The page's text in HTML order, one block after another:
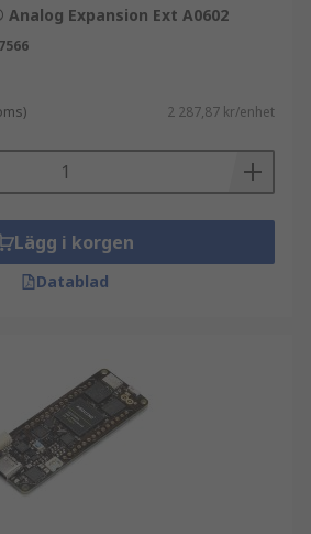
Expansion Ext A0602
2 287,87 kr/enhet
Lägg i korgen
Datablad